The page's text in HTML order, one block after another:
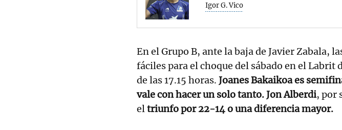
Igor G. Vico
En el Grupo B, ante la baja de Javier Zabala,
fáciles para el choque del sábado en el Labrit
de las 17.15 horas. Joanes Bakaikoa es
vale con hacer un solo tanto. Jon Alberdi, por
eltriunfo por 22-14 o una diferencia mayor.